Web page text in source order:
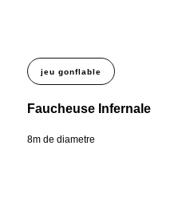
jeu gonflable
Faucheuse Infernale
8m de diametre